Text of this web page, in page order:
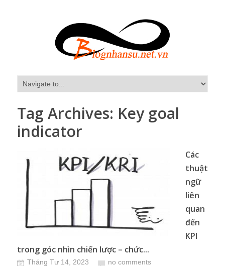
Tag Archives: Key goal
indicator
Các
thuật
ngữ
liên
quan
đến
KPI
trong góc nhìn chiến lược – chức...
Tháng Tư 14, 2023 no comments